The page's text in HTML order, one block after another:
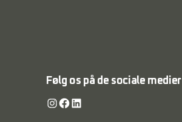
Følg os på de sociale medier
Instagram Facebook LinkedIn